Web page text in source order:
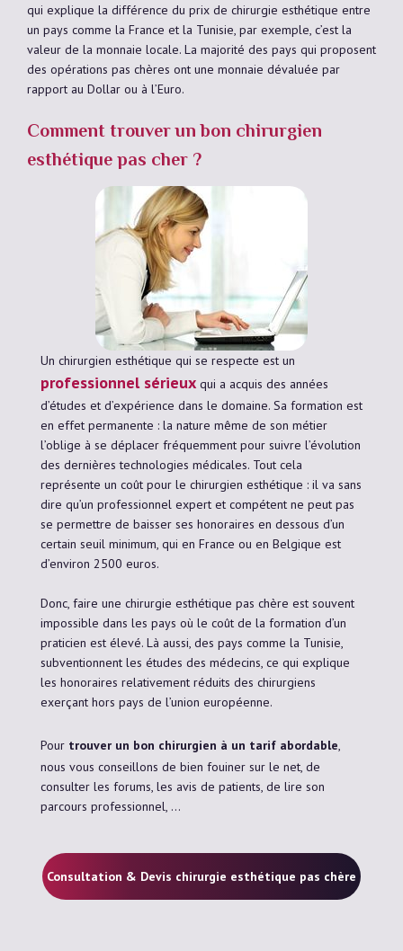
qui explique la différence du prix de chirurgie esthétique entre
un pays comme la France et la Tunisie, par exemple, c’est la
valeur de la monnaie locale. La majorité des pays qui proposent
des opérations pas chères ont une monnaie dévaluée par
rapport au Dollar ou à l’Euro.
Comment trouver un bon chirurgien
esthétique pas cher ?
Un chirurgien esthétique qui se respecte est un
professionnel sérieux qui a acquis des années
d’études et d’expérience dans le domaine. Sa formation est
en effet permanente : la nature même de son métier
l’oblige à se déplacer fréquemment pour suivre l’évolution
des dernières technologies médicales. Tout cela
représente un coût pour le chirurgien esthétique : il va sans
dire qu’un professionnel expert et compétent ne peut pas
se permettre de baisser ses honoraires en dessous d’un
certain seuil minimum, qui en France ou en Belgique est
d’environ 2500 euros.
Donc, faire une chirurgie esthétique pas chère est souvent
impossible dans les pays où le coût de la formation d’un
praticien est élevé. Là aussi, des pays comme la Tunisie,
subventionnent les études des médecins, ce qui explique
les honoraires relativement réduits des chirurgiens
exerçant hors pays de l’union européenne.
Pour trouver un bon chirurgien à un tarif abordable,
nous vous conseillons de bien fouiner sur le net, de
consulter les forums, les avis de patients, de lire son
parcours professionnel, …
Consultation & Devis chirurgie esthétique pas chère